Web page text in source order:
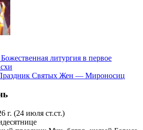
Божественная литургия в первое
Святых Жен — Мироносиц
г. (24 июля ст.ст.)